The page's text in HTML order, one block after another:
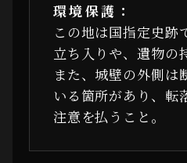
環境保護：
この地は国指定史跡
立ち入りや、遺物の
また、城壁の外側は
いる箇所があり、転
注意を払うこと。